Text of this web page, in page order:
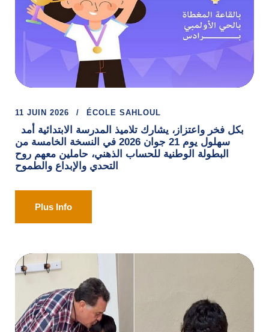
11 JUIN 2026 ÉCOLE SAHLOUL
سهلول يوم 21 جوان 2026 في النسخة الخامسة من
البطولة الوطنية للحساب الذهني، حاملين معهم روح
التحدي والإبداع والطموح
Plus Info